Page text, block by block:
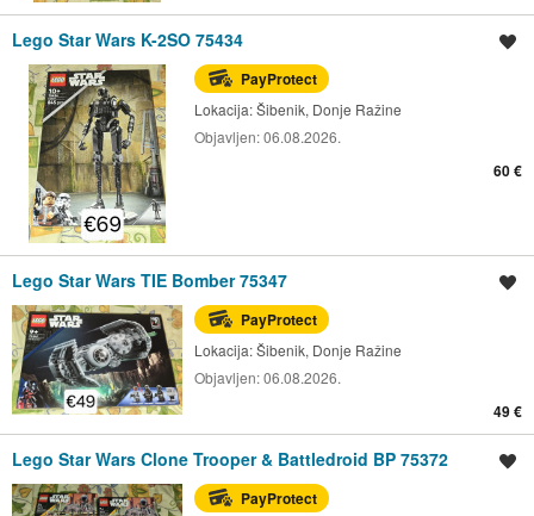
Lego Star Wars K-2SO 75434
PayProtect
Lokacija:Šibenik, Donje Ražine
Objavljen:06.08.2026.
60 €
Lego Star Wars TIE Bomber 75347
PayProtect
Lokacija:Šibenik, Donje Ražine
Objavljen:06.08.2026.
49 €
Lego Star Wars Clone Trooper & Battledroid BP 75372
PayProtect